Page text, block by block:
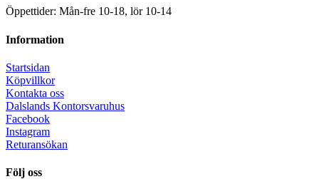
Öppettider: Mån-fre 10-18, lör 10-14
Information
Startsidan
Köpvillkor
Kontakta oss
Dalslands Kontorsvaruhus
Facebook
Instagram
Returansökan
Följ oss